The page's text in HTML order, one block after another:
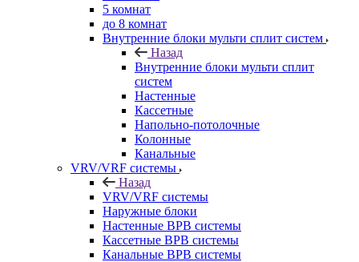
5 комнат
до 8 комнат
Внутренние блоки мульти сплит систем
Назад
Внутренние блоки мульти сплит
систем
Настенные
Кассетные
Напольно-потолочные
Колонные
Канальные
VRV/VRF системы
Назад
VRV/VRF системы
Наружные блоки
Настенные ВРВ системы
Кассетные ВРВ системы
Канальные ВРВ системы